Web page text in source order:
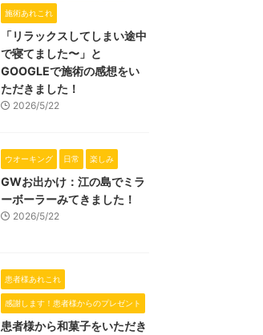
施術あれこれ
「リラックスしてしまい途中
で寝てました〜」と
GOOGLEで施術の感想をい
ただきました！
2026/5/22
ウオーキング 日常 楽しみ
GWお出かけ：江の島でミラ
ーボーラーみてきました！
2026/5/22
患者様あれこれ
感謝します！患者様からのプレゼント
患者様から和菓子をいただき